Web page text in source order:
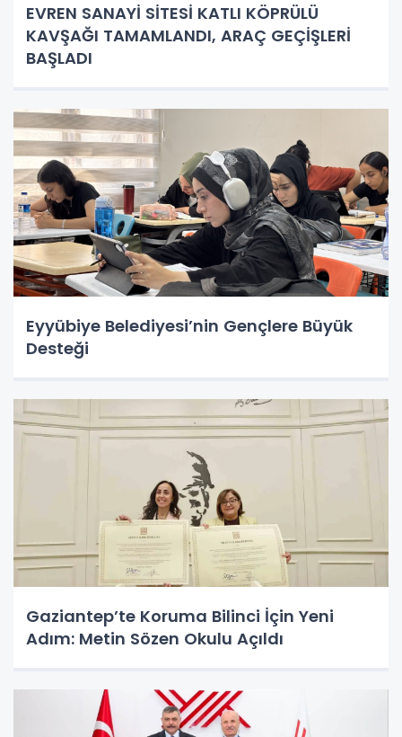
EVREN SANAYİ SİTESİ KATLI KÖPRÜLÜ
KAVŞAĞI TAMAMLANDI, ARAÇ GEÇİŞLERİ
BAŞLADI
Eyyübiye Belediyesi’nin Gençlere Büyük
Desteği
Gaziantep’te Koruma Bilinci İçin Yeni
Adım: Metin Sözen Okulu Açıldı